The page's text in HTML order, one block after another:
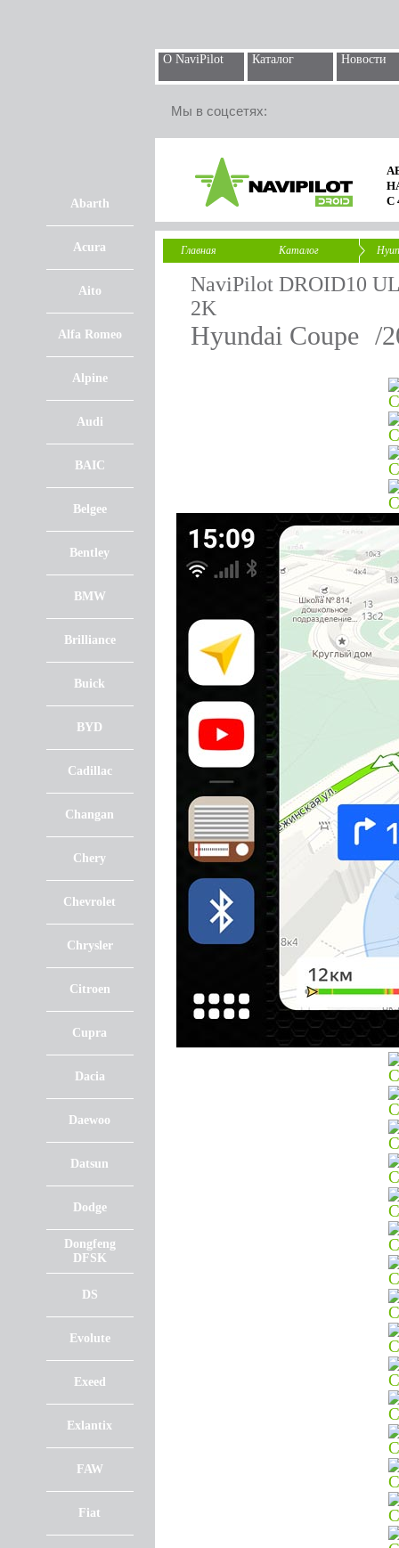
О NaviPilot Каталог Новости
Мы в соцсетях:
Abarth
Acura
Aito
Alfa Romeo
Alpine
Audi
BAIC
Belgee
Bentley
BMW
Brilliance
Buick
BYD
Cadillac
Changan
Chery
Chevrolet
Chrysler
Citroen
Cupra
Dacia
Daewoo
Datsun
Dodge
Dongfeng
DFSK
DS
Evolute
Exeed
Exlantix
FAW
Fiat
С
Главная Каталог
NaviPilot DROID10
2K
Hyundai Coupe /